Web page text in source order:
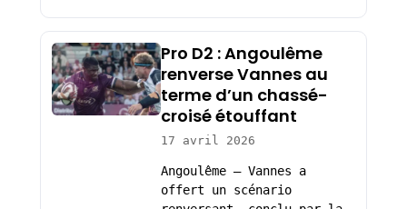
Pro D2 : Angoulême
renverse Vannes au
terme d’un chassé-
croisé étouffant
17 avril 2026
Angoulême – Vannes a
offert un scénario